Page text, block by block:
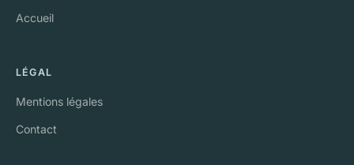
Accueil
LÉGAL
Mentions légales
Contact